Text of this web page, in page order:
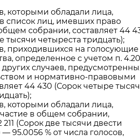
которыми обладали лица,
список лиц, имевших право
собрании, составляет 44
тысячи четыреста тридцать);
приходившихся на голосующие
определенное с учетом п. 4.20
случаев,
и нормативно-правовыми
44 430 (Сорок четыре
которыми обладали лица,
в общем собрании,
211 (Сорок две тысячи двести
95.0056 % от числа голосов,